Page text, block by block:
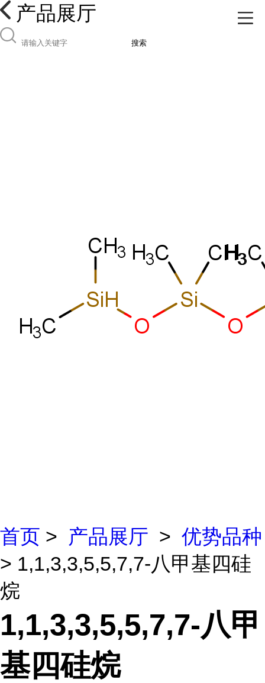
产品展厅
搜索
首页 > 产品展厅 > 优势品种
> 1,1,3,3,5,5,7,7-八甲基四硅
烷
1,1,3,3,5,5,7,7-八甲
基四硅烷